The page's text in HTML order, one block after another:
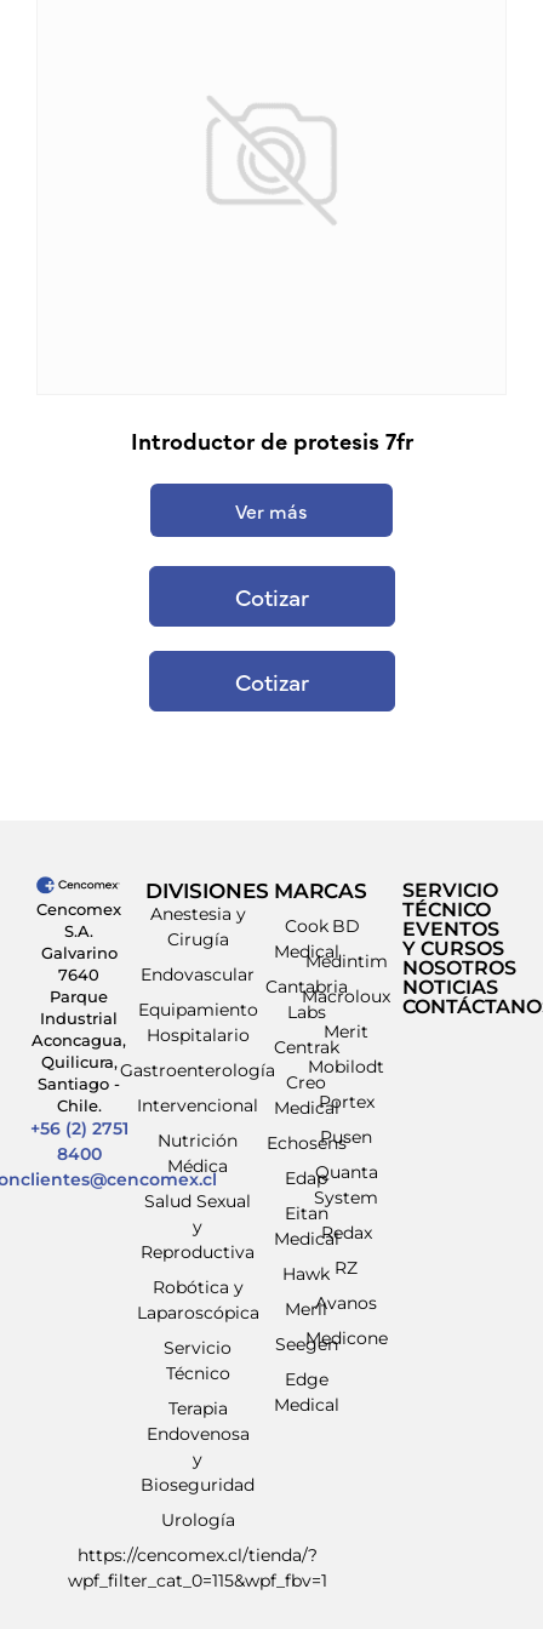
Introductor de protesis 7fr
Ver más
Cotizar
Cotizar
Cencomex
S.A.
Galvarino
7640
Parque
Industrial
Aconcagua,
Quilicura,
Santiago -
Chile.
+56 (2) 2751
8400
DIVISIONES
Anestesia y
Cirugía
Endovascular
Equipamiento
Hospitalario
Gastroenterología
Intervencional
Nutrición
Médica
Salud Sexual
y
Reproductiva
Robótica y
Laparoscópica
Servicio
Técnico
Terapia
Endovenosa
y
Bioseguridad
Urología
https://cencomex.cl/tienda/?
wpf_filter_cat_0=115&wpf_fbv=1
MARCAS
Cook
Medical
Cantabria
Labs
Centrak
Creo
Medical
Echosens
Edap
Eitan
Medical
Hawk
Meril
Seegen
Edge
Medical
BD
Medintim
Macroloux
Merit
Mobilodt
Portex
Pusen
Quanta
System
Redax
RZ
Avanos
Medicone
SERVICIO
TÉCNICO
EVENTOS
Y CURSOS
NOSOTROS
NOTICIAS